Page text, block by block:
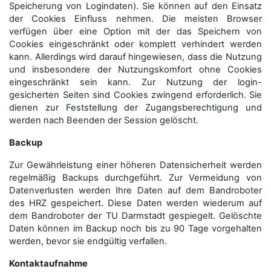
Speicherung von Logindaten). Sie können auf den Einsatz
der Cookies Einfluss nehmen. Die meisten Browser
verfügen über eine Option mit der das Speichern von
Cookies eingeschränkt oder komplett verhindert werden
kann. Allerdings wird darauf hingewiesen, dass die Nutzung
und insbesondere der Nutzungskomfort ohne Cookies
eingeschränkt sein kann. Zur Nutzung der login-
gesicherten Seiten sind Cookies zwingend erforderlich. Sie
dienen zur Feststellung der Zugangs­berechtigung und
werden nach Beenden der Session gelöscht.
Backup
Zur Gewährleistung einer höheren Datensicherheit werden
regelmäßig Backups durchgeführt. Zur Vermeidung von
Datenverlusten werden Ihre Daten auf dem Bandroboter
des HRZ gespeichert. Diese Daten werden wiederum auf
dem Bandroboter der TU Darmstadt gespiegelt. Gelöschte
Daten können im Backup noch bis zu 90 Tage vorgehalten
werden, bevor sie endgültig verfallen.
Kontaktaufnahme